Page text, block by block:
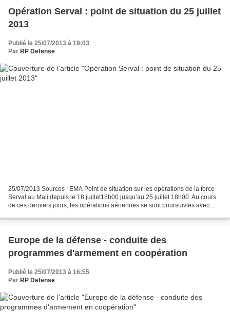
Opération Serval : point de situation du 25 juillet
2013
Publié le 25/07/2013 à 19:03
Par RP Defense
25/07/2013 Sources : EMA Point de situation sur les opérations de la force
Serval au Mali depuis le 18 juillet18h00 jusqu’au 25 juillet 18h00. Au cours
de ces derniers jours, les opérations aériennes se sont poursuivies avec
Europe de la défense - conduite des
programmes d'armement en coopération
Publié le 25/07/2013 à 16:55
Par RP Defense